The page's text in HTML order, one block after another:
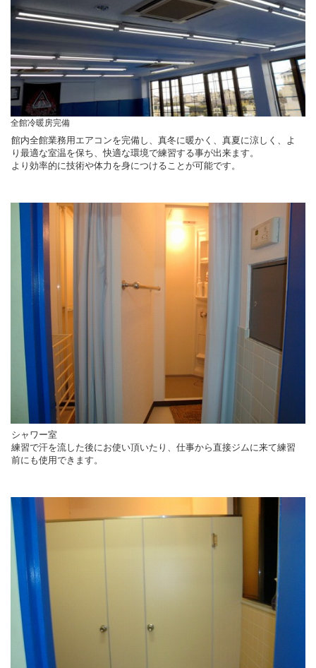
全館冷暖房完備
館内全館業務用エアコンを完備し、真冬に暖かく、真夏に涼しく、よ
り最適な室温を保ち、快適な環境で練習する事が出来ます。
より効率的に技術や体力を身につけることが可能です。
シャワー室
練習で汗を流した後にお使い頂いたり、仕事から直接ジムに来て練習
前にも使用できます。